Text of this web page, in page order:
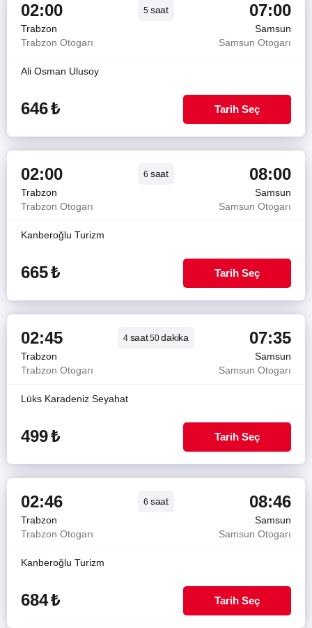
02:00 5 saat 07:00
Trabzon
Samsun
Trabzon Otogarı
Samsun Otogarı
Ali Osman Ulusoy
646₺ Tarih Seç
02:00 6 saat 08:00
Trabzon
Samsun
Trabzon Otogarı
Samsun Otogarı
Kanberoğlu Turizm
665₺ Tarih Seç
02:45 4 saat50dakika 07:35
Trabzon
Samsun
Trabzon Otogarı
Samsun Otogarı
Lüks Karadeniz Seyahat
499₺ Tarih Seç
02:46 6 saat 08:46
Trabzon
Samsun
Trabzon Otogarı
Samsun Otogarı
Kanberoğlu Turizm
684₺ Tarih Seç